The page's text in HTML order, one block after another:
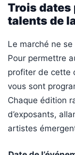
Trois dates
talents de
Le marché ne
Pour permettre
profiter de cette
vous sont
Chaque édition
d’exposants,
artistes